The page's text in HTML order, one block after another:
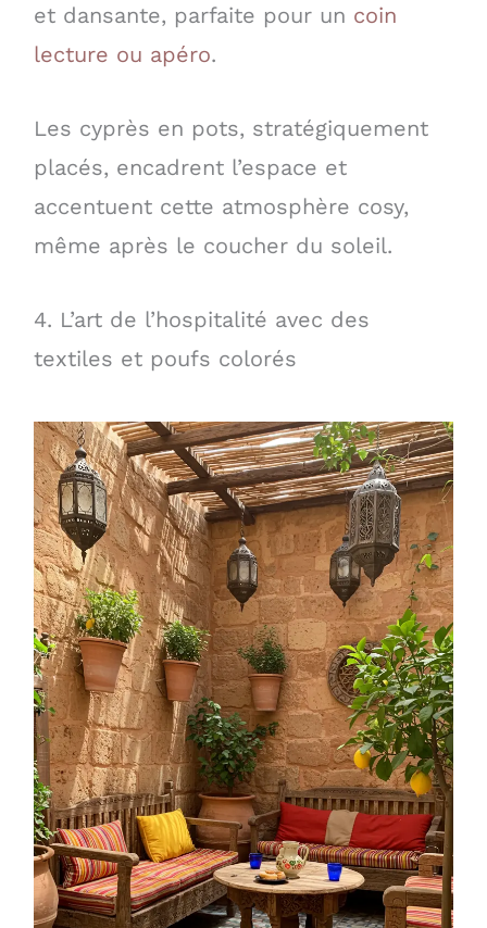
et dansante, parfaite pour un coin
lecture ou apéro.
Les cyprès en pots, stratégiquement
placés, encadrent l’espace et
accentuent cette atmosphère cosy,
même après le coucher du soleil.
4. L’art de l’hospitalité avec des
textiles et poufs colorés